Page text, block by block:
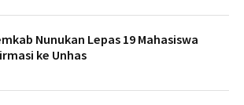
Nunukan Lepas 19 Mahasiswa
ke Unhas